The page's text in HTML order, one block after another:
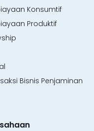
Konsumtif
Produktif
Bisnis Penjaminan